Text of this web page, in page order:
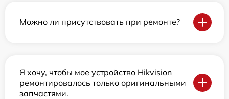
Можно ли присутствовать при ремонте?
Я хочу, чтобы мое устройство Hikvision
ремонтировалось только оригинальными
запчастями.